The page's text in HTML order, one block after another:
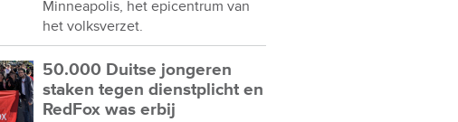
Minneapolis, het epicentrum van
het volksverzet.
50.000 Duitse jongeren
staken tegen dienstplicht en
RedFox was erbij